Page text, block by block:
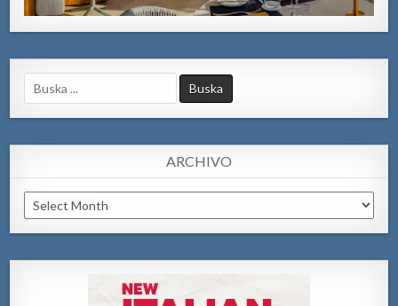
Search
for:
ARCHIVO
Archivo